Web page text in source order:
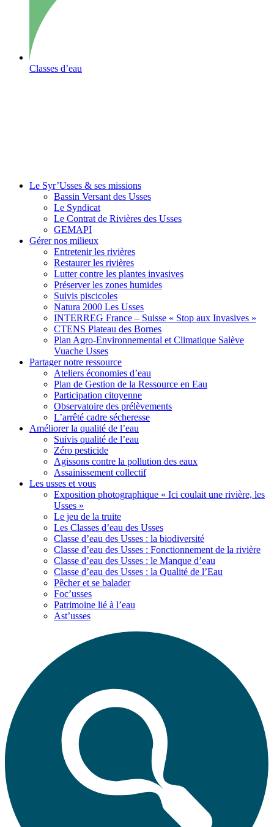
Classes d’eau
Le Syr’Usses & ses missions
Bassin Versant des Usses
Le Syndicat
Le Contrat de Rivières des Usses
GEMAPI
Gérernos milieux
Entretenir les rivières
Restaurer les rivières
Lutter contre les plantes invasives
Préserver les zones humides
Suivis piscicoles
Natura 2000 Les Usses
INTERREG France – Suisse « Stop aux Invasives »
CTENS Plateau des Bornes
Plan Agro-Environnemental et Climatique Salève
Vuache Usses
Partagernotre ressource
Ateliers économies d’eau
Plan de Gestion de la Ressource en Eau
Participation citoyenne
Observatoire des prélèvements
L’arrêté cadre sécheresse
Améliorerla qualité de l’eau
Suivis qualité de l’eau
Zéro pesticide
Agissons contre la pollution des eaux
Assainissement collectif
Les usses et vous
Exposition photographique « Ici coulait une rivière, les
Usses »
Le jeu de la truite
Les Classes d’eau des Usses
Classe d’eau des Usses : la biodiversité
Classe d’eau des Usses : Fonctionnement de la rivière
Classe d’eau des Usses : le Manque d’eau
Classe d’eau des Usses : la Qualité de l’Eau
Pêcher et se balader
Foc’usses
Patrimoine lié à l’eau
Ast’usses